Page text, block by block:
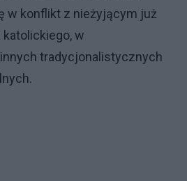
w konflikt z nieżyjącym już
katolickiego, w
tradycjonalistycznych